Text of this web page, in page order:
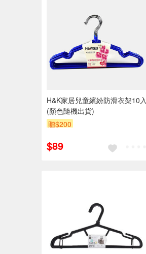
H&K家居兒童繽紛防滑衣架10入
(顏色隨機出貨)
贈$200
$89